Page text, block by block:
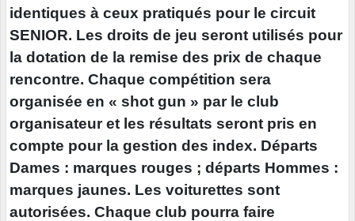
identiques à ceux pratiqués pour le circuit
SENIOR. Les droits de jeu seront utilisés pour
la dotation de la remise des prix de chaque
rencontre. Chaque compétition sera
organisée en « shot gun » par le club
organisateur et les résultats seront pris en
compte pour la gestion des index. Départs
Dames : marques rouges ; départs Hommes :
marques jaunes. Les voiturettes sont
autorisées. Chaque club pourra faire